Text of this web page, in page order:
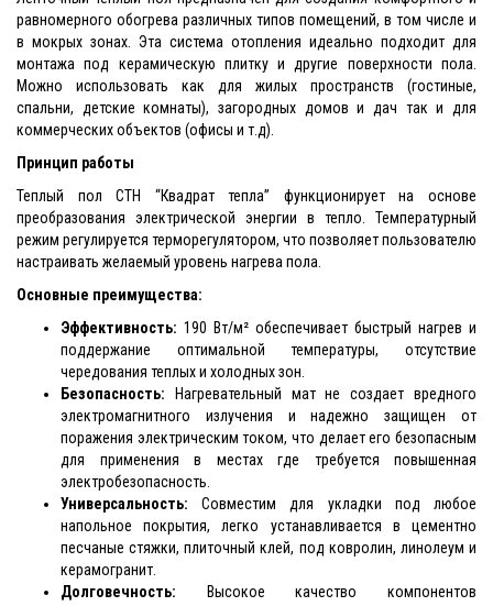
равномерного обогрева различных типов помещений, в том числе и
в мокрых зонах. Эта система отопления идеально подходит для
монтажа под керамическую плитку и другие поверхности пола.
Можно использовать как для жилых пространств (гостиные,
спальни, детские комнаты), загородных домов и дач так и для
коммерческих объектов (офисы и т.д).
Принцип работы
Теплый пол СТН “Квадрат тепла” функционирует на основе
преобразования электрической энергии в тепло. Температурный
режим регулируется терморегулятором, что позволяет пользователю
настраивать желаемый уровень нагрева пола.
Основные преимущества:
Эффективность: 190 Вт/м² обеспечивает быстрый нагрев и
поддержание оптимальной температуры, отсутствие
чередования теплых и холодных зон.
Безопасность: Нагревательный мат не создает вредного
электромагнитного излучения и надежно защищен от
поражения электрическим током, что делает его безопасным
для применения в местах где требуется повышенная
электробезопасность.
Универсальность: Совместим для укладки под любое
напольное покрытия, легко устанавливается в цементно
песчаные стяжки, плиточный клей, под ковролин, линолеум и
керамогранит.
Долговечность: Высокое качество компонентов